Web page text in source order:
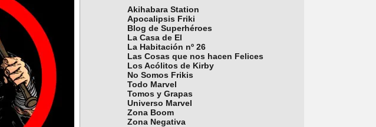
Akihabara Station
Apocalipsis Friki
Blog de Superhéroes
La Casa de El
La Habitación nº 26
Las Cosas que nos hacen Felices
Los Acólitos de Kirby
No Somos Frikis
Todo Marvel
Tomos y Grapas
Universo Marvel
Zona Boom
Zona Negativa